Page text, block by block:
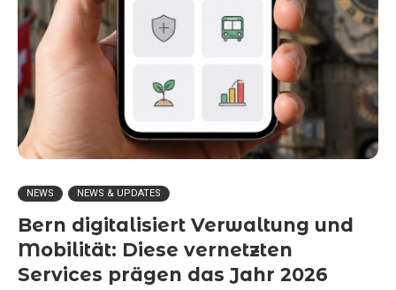
NEWS NEWS & UPDATES
Bern digitalisiert Verwaltung und
Mobilität: Diese vernetzten
Services prägen das Jahr 2026